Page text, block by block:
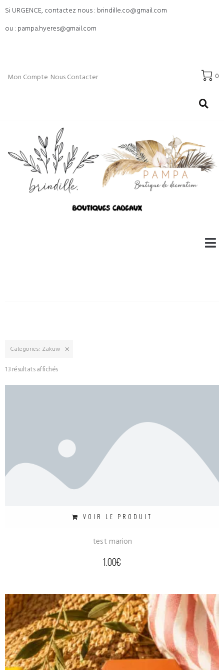
Si URGENCE, contactez nous : brindille.co@gmail.com
ou : pampa.hyeres@gmail.com
Mon Compte Nous Contacter 0
Categories: Zakuw ×
13 résultats affichés
VOIR LE PRODUIT
test marion
1.00€